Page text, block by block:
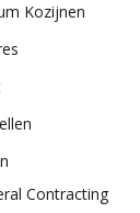
Kozijnen
Contracting